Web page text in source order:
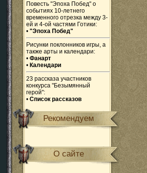
Повесть "Эпоха Побед" о
событиях 10-летнего
временного отрезка между 3-
ей и 4-ой частями Готики:
• "Эпоха Побед"
Рисунки поклонников игры, а
также арты и календари:
• Фанарт
• Календари
23 рассказа участников
конкурса "Безымянный
герой":
• Список рассказов
Рекомендуем
О сайте